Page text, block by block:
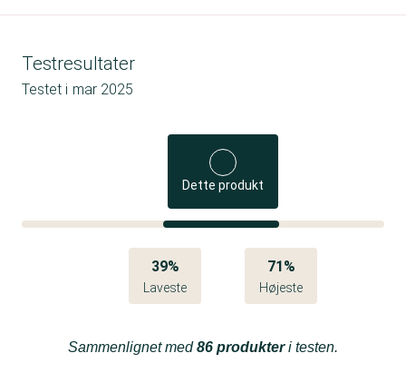
Testresultater
Testet i mar 2025
Dette produkt
39%
Laveste
71%
Højeste
Sammenlignet med86 produkteri testen.